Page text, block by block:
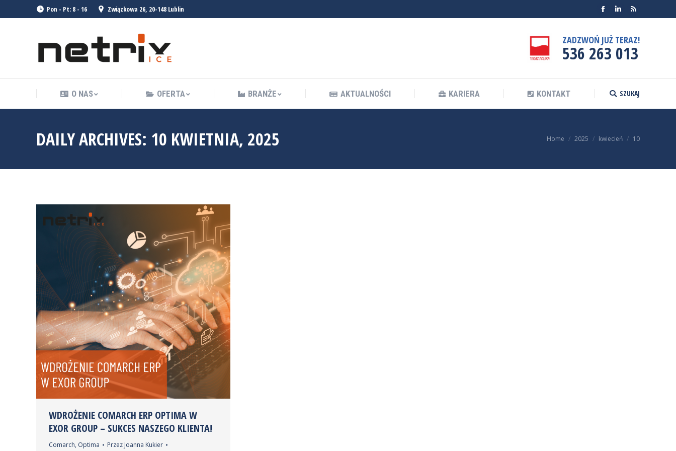
Pon - Pt: 8 - 16 Związkowa 26, 20-148 Lublin Facebook
Linkedin
Rss
ZADZWOŃ JUŻ TERAZ!
536 263 013
O NAS OFERTA BRANŻE AKTUALNOŚCI KARIERA KONTAKT Search:
SZUKAJ
DAILY ARCHIVES: 10 KWIETNIA, 2025 You are here:
Home 2025 kwiecień 10
WDROŻENIE COMARCH ERP OPTIMA W
EXOR GROUP – SUKCES NASZEGO KLIENTA!
Comarch, Optima Przez Joanna Kukier
O NAS OFERTA BRANŻE AKTUALNOŚCI KARIERA KONTAKT Search: